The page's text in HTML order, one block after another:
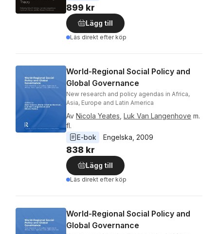
899 kr
Lägg till
Läs direkt efter köp
World-Regional Social Policy and
Global Governance
New research and policy agendas in Africa,
Asia, Europe and Latin America
Av Nicola Yeates Luk Van Langenhove m.
fl.
E-bok
Engelska 2009
838 kr
Lägg till
Läs direkt efter köp
World-Regional Social Policy and
Global Governance